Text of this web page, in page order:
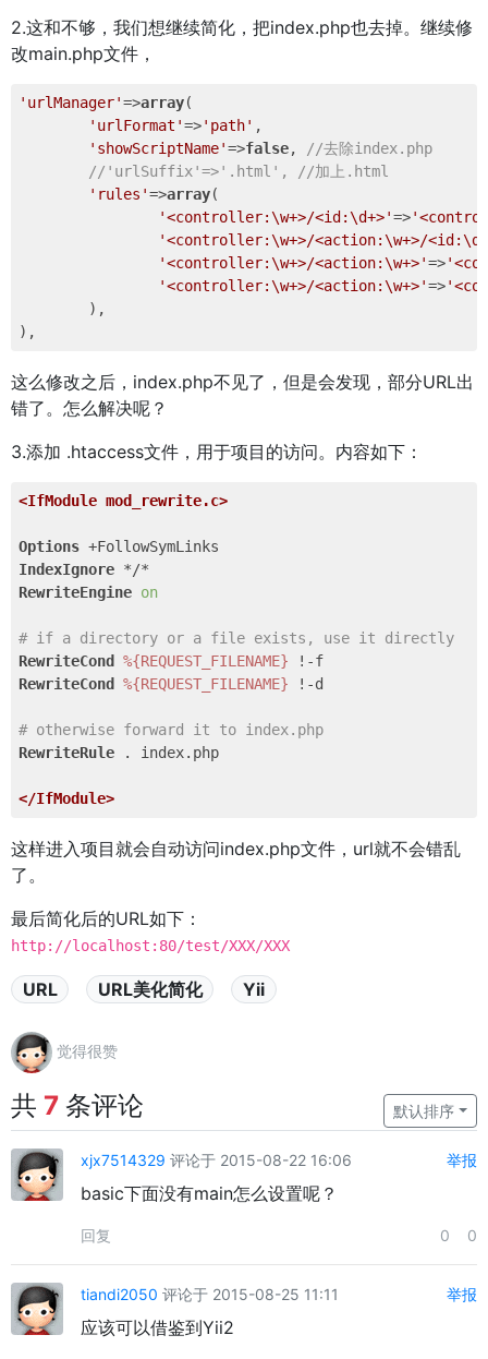
2.这和不够，我们想继续简化，把index.php也去掉。继续修
改main.php文件，
'urlManager'=>array(
'urlFormat'=>'path' ,
'showScriptName'=>false,
//去除index.php
//'urlSuffix'=>'.html', //加上.html
'rules'=>array(
'<controller:\w+>/<id:\d+>'=>
'<controller:\w+>/<action:\w+>/
'<controller:\w+>/<action:\w+>'=>
'<controller:\w+>/<action:\w+>'=>
这么修改之后，index.php不见了，但是会发现，部分URL出
错了。怎么解决呢？
3.添加 .htaccess文件，用于项目的访问。内容如下：
<IfModule mod_rewrite.c>
Options
IndexIgnore
RewriteEngine on
# if a directory or a file exists, use it directly
RewriteCond
%{REQUEST_FILENAME}
RewriteCond
%{REQUEST_FILENAME} !-d
# otherwise forward it to index.php
RewriteRule . index.php
</IfModule>
这样进入项目就会自动访问index.php文件，url就不会错乱
了。
最后简化后的URL如下：
http://localhost:80/test/XXX/XXX
URL URL美化简化 Yii
觉得很赞
共 7 条评论 默认排序
xjx7514329 评论于 2015-08-22 16:06 举报
basic下面没有main怎么设置呢？
回复 0 0
tiandi2050 评论于 2015-08-25 11:11 举报
应该可以借鉴到Yii2